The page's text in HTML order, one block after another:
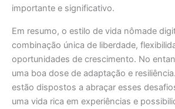
importante e significativo.
Em resumo, o estilo de vida nômade
combinação única de liberdade,
oportunidades de crescimento. No
uma boa dose de adaptação e
estão dispostos a abraçar esses
uma vida rica em experiências e